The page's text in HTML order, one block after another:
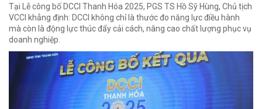
Tại Lễ công bố DCCI Thanh Hóa 2025, PGS TS Hồ Sỹ Hùng, Chủ tịch
VCCI khẳng định: DCCI không chỉ là thước đo năng lực điều hành
mà còn là động lực thúc đẩy cải cách, nâng cao chất lượng phục vụ
doanh nghiệp.